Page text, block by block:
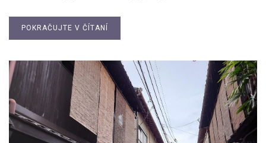
POKRAČUJTE V ČÍTANÍ